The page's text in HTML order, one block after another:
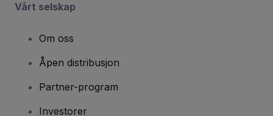
Vårt selskap
Om oss
Åpen distribusjon
Partner-program
Investorer